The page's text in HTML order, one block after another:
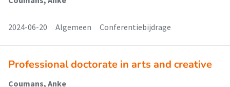
2024-06-20 Algemeen Conferentiebijdrage
Professional doctorate in arts and creative
Coumans, Anke